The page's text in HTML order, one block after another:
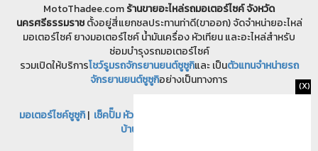
MotoThadee.comร้านขายอะไหล่รถมอเตอร์ไซค์จังหวัด
นครศรีธรรมราชตั้งอยู่สี่แยกชลประทานท่าดี(ขาออก) จัดจำหน่ายอะไหล่
มอเตอร์ไซค์ ยางมอเตอร์ไซค์ น้ำมันเครื่อง หัวเทียน และอะไหล่สำหรับ
ซ่อมบำรุงรถมอเตอร์ไซค์
รวมเปิดให้บริการโชว์รูมรถจักรยานยนต์ซูซูกิและ เป็นตัวแทนจำหน่ายรถ
จักรยานยนต์ซูซูกิอย่างเป็นทางการ
มอเตอร์ไซค์ซูซูกิ| เช็คปั๊ม หัวฉีด
บ้านมือสอง รถบ้าน
(X)